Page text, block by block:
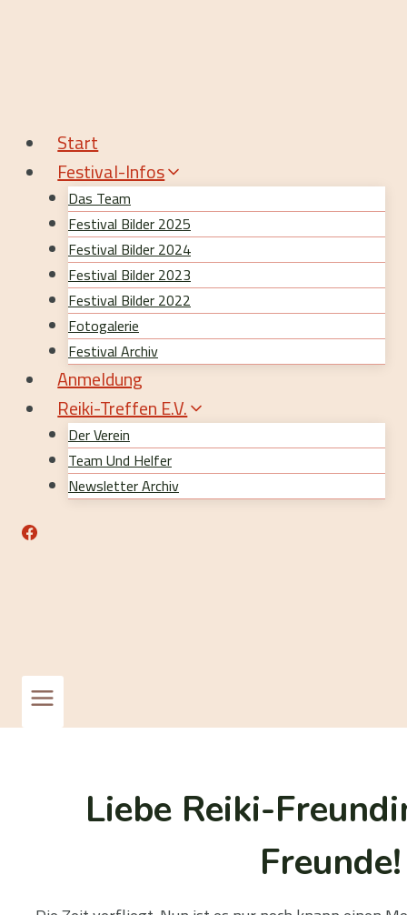
Start
Festival-Infos
Das Team
Festival Bilder 2025
Festival Bilder 2024
Festival Bilder 2023
Festival Bilder 2022
Fotogalerie
Festival Archiv
Anmeldung
Reiki-Treffen E.V.
Der Verein
Team Und Helfer
Newsletter Archiv
Liebe Reiki-
Freunde!